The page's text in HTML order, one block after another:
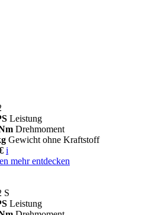
Leistung
Drehmoment
Gewicht ohne Kraftstoff
i
mehr entdecken
S
Leistung